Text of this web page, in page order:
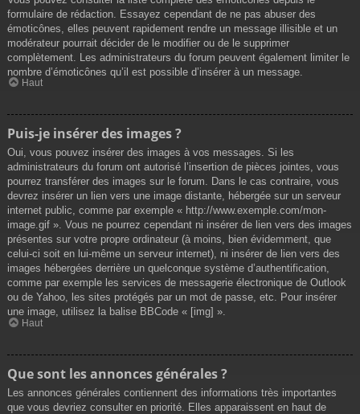
formulaire de rédaction. Essayez cependant de ne pas abuser des
émoticônes, elles peuvent rapidement rendre un message illisible et un
modérateur pourrait décider de le modifier ou de le supprimer
complètement. Les administrateurs du forum peuvent également limiter le
nombre d’émoticônes qu’il est possible d’insérer à un message.
Haut
Puis-je insérer des images ?
Oui, vous pouvez insérer des images à vos messages. Si les
administrateurs du forum ont autorisé l’insertion de pièces jointes, vous
pourrez transférer des images sur le forum. Dans le cas contraire, vous
devrez insérer un lien vers une image distante, hébergée sur un serveur
internet public, comme par exemple « http://www.exemple.com/mon-
image.gif ». Vous ne pourrez cependant ni insérer de lien vers des images
présentes sur votre propre ordinateur (à moins, bien évidemment, que
celui-ci soit en lui-même un serveur internet), ni insérer de lien vers des
images hébergées derrière un quelconque système d’authentification,
comme par exemple les services de messagerie électronique de Outlook
ou de Yahoo, les sites protégés par un mot de passe, etc. Pour insérer
une image, utilisez la balise BBCode « [img] ».
Haut
Que sont les annonces générales ?
Les annonces générales contiennent des informations très importantes
que vous devriez consulter en priorité. Elles apparaissent en haut de